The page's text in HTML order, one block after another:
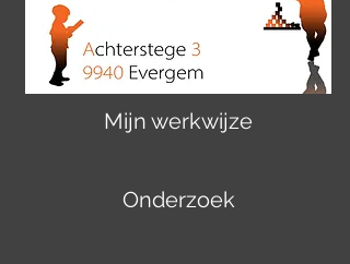
Mijn werkwijze
Onderzoek